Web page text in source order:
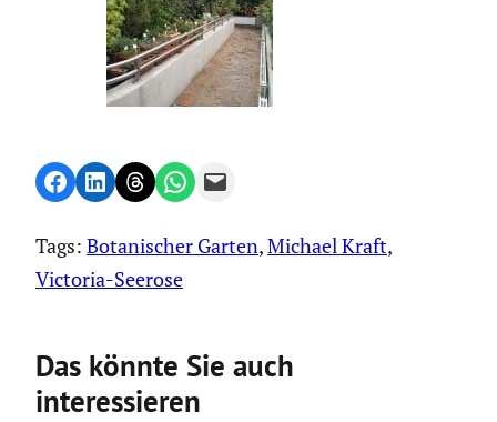
Share on Facebook
Share on LinkedIn
Share on Threads
Share on WhatsApp
Email this Page
Tags: Botanischer Garten, Michael Kraft
Victoria-Seerose
Das könnte Sie auch
interessieren